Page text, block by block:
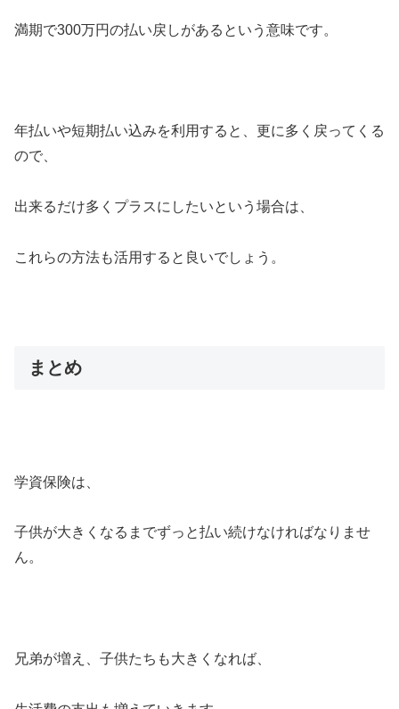
満期で300万円の払い戻しがあるという意味です。
年払いや短期払い込みを利用すると、更に多く戻ってくる
ので、
出来るだけ多くプラスにしたいという場合は、
これらの方法も活用すると良いでしょう。
まとめ
学資保険は、
子供が大きくなるまでずっと払い続けなければなりませ
ん。
兄弟が増え、子供たちも大きくなれば、